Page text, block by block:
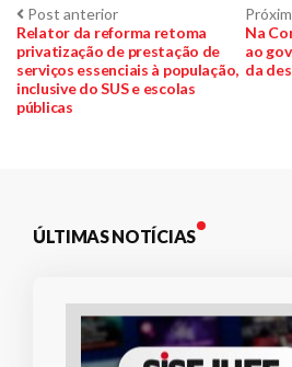
Navegação
de
Post
Post anteriorPost
anterior:
Relator da reforma retoma
privatização de prestação de
serviços essenciais à população,
inclusive do SUS e escolas
públicas
Na
ao
da
ÚLTIMAS NOTÍCIAS